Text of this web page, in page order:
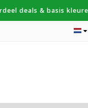
deals & basis
Topmerken